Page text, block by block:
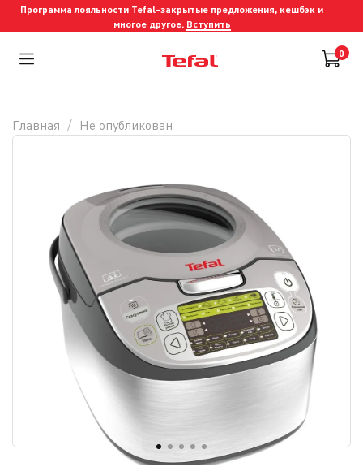
Программа лояльности Tefal-закрытые предложения, кешбэк и
многое другое. Вступить
0
Главная Не опубликован